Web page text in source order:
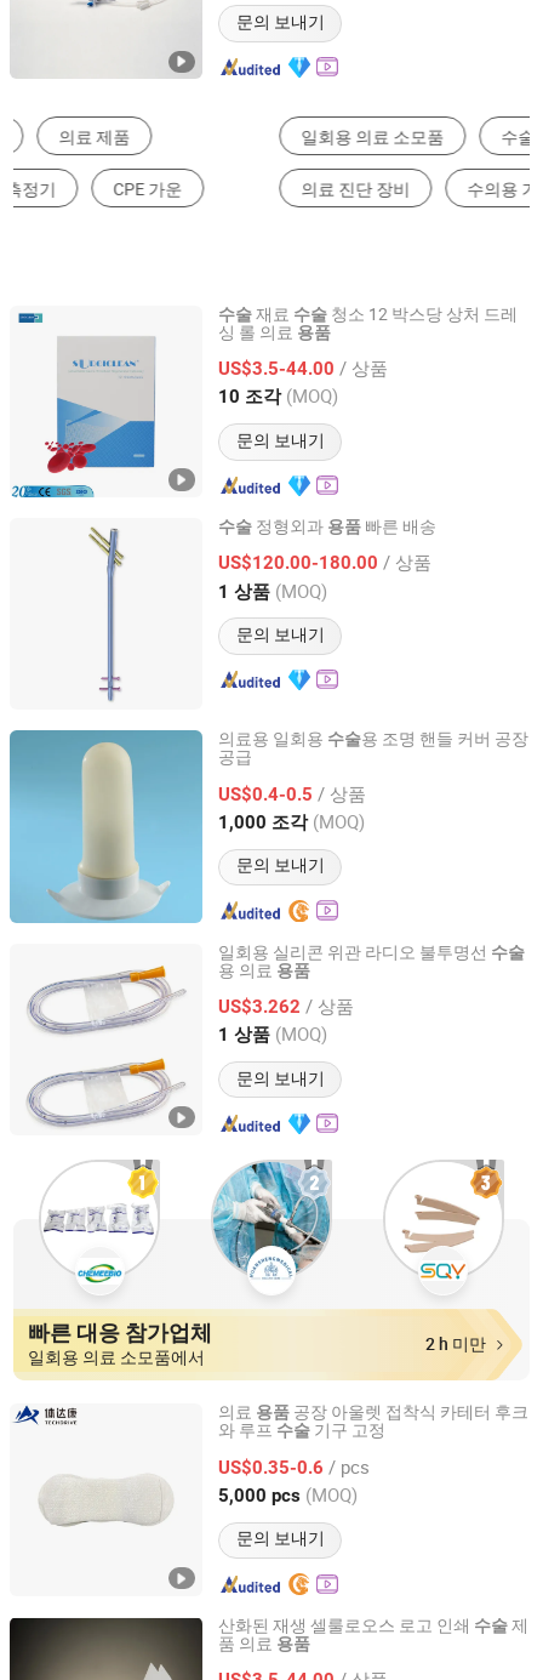
문의 보내기
일회용 의료 소모품 수술 기구 수술 전용 설비
의료 진단 장비 수의용 기기 수술 위생 용품
수술재료 수술 청소 12 박스당 상처 드레
싱 롤 의료 용품
US$3.5-44.00 / 상품
10 조각 (MOQ)
문의 보내기
Hangzhou Singclean Medical Products Co., Ltd.
Zhejiang, China 이후 2016
수술 정형외과 용품 빠른 배송
US$120.00-180.00 / 상품
1 상품 (MOQ)
문의 보내기
Suzhou Youbetter Medical Apparatus Co., Ltd.
이후 2022
의료용 일회용 수술용 조명 핸들 커버 공장
공급
US$0.4-0.5 / 상품
1,000 조각 (MOQ)
문의 보내기
QINGDAO NOVALUCK SUPPLIES CO., LTD.
이후 2020
일회용 실리콘 위관 라디오 불투명선 수술
용 의료 용품
US$3.262 / 상품
1 상품 (MOQ)
문의 보내기
Guangzhou Medisys Technology Co., Ltd.
Guangdong, China 이후 2025
빠른 대응 참가업체
일회용 의료 소모품에서
2 h 미만
의료 용품 공장 아울렛 접착식 카테터 후크
와 루프 수술 기구 고정
US$0.35-0.6 / pcs
5,000 pcs (MOQ)
문의 보내기
Guangdong Tidakang Medical Technology Co., Ltd.
Guangdong, China 이후 2022
산화된 재생 셀룰로오스 로고 인쇄 수술제
품 의료 용품
Hangzhou Singclean Medical Products Co., Ltd.